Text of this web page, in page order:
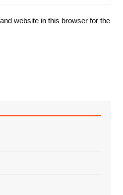
website in this browser for the